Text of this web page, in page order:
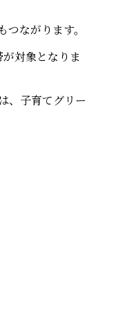
ながります。
対象となりま
、子育てグリー